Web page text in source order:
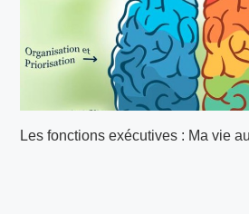
Les fonctions exécutives : Ma vie